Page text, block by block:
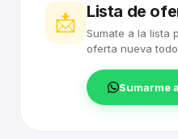
📩 Lista de
Sumate a la lista
oferta nueva
Sumarme